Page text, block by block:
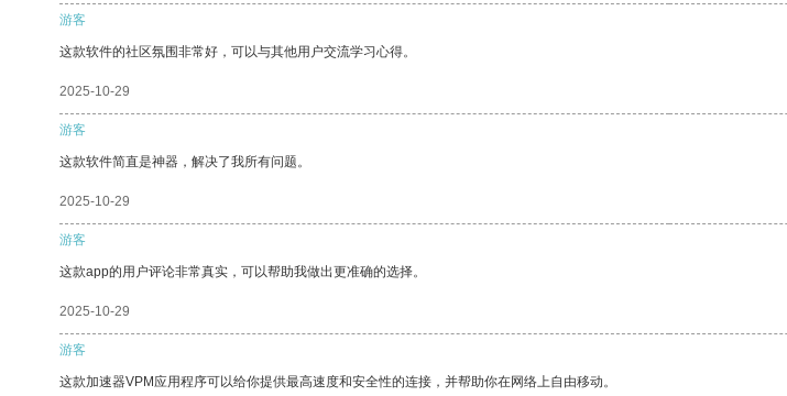
游客
这款软件的社区氛围非常好，可以与其他用户交流学习心得。
2025-10-29
游客
这款软件简直是神器，解决了我所有问题。
2025-10-29
游客
这款app的用户评论非常真实，可以帮助我做出更准确的选择。
2025-10-29
游客
这款加速器VPM应用程序可以给你提供最高速度和安全性的连接，并帮助你在网络上自由移动。